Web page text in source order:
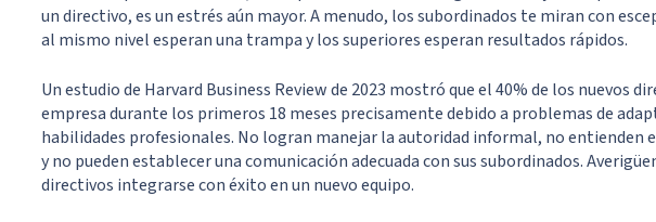
un directivo, es un estrés aún mayor. A menudo, los subordinados te miran con
al mismo nivel esperan una trampa y los superiores esperan resultados rápidos.
Un estudio de Harvard Business Review de 2023 mostró que el 40% de los nuevos
empresa durante los primeros 18 meses precisamente debido a problemas de
habilidades profesionales. No logran manejar la autoridad informal, no entienden
y no pueden establecer una comunicación adecuada con sus subordinados.
directivos integrarse con éxito en un nuevo equipo.